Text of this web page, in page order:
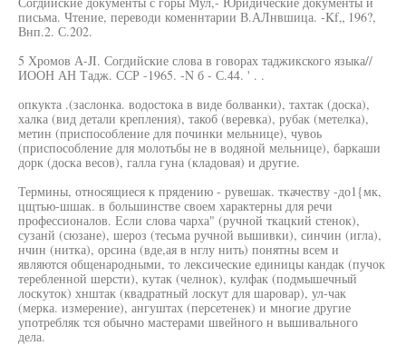
письма. Чтение, переводи коменнтарии В.АЛнвшица. -Kf„ 196?,
Внп.2. С.202.
5 Хромов А-JI. Согдийские слова в говорах таджикского языка//
ИООН АН Тадж. ССР -1965. -N б - С.44. ' . .
опкукта .(заслонка. водостока в виде болванки), тахтак (доска),
халка (вид детали крепления), такоб (веревка), рубак (метелка),
метин (приспособление для починки мельнице), чувоь
(приспособление для молотьбы не в водяной мельнице), баркаши
дорк (доска весов), галла гуна (кладовая) и другие.
Термины, относящиеся к прядению - рувешак. ткачеству -до1{мк,
цщтью-шшак. в большинстве своем характерны для речи
профессионалов. Если слова чарха" (ручной ткацкий стенок),
сузанй (сюзане), шероз (тесьма ручной вышивки), синчин (игла),
нчин (нитка), орсина (вде,ая в нглу нить) понятны всем и
являются общенародными, то лексические единицы кандак (пучок
теребленной шерсти), кутак (челнок), кулфак (подмышечный
лоскуток) хнштак (квадратный лоскут для шаровар), ул-чак
(мерка. измерение), ангуштах (персетенек) и многие другие
употребляк тся обычно мастерами швейного н вышивального
дела.